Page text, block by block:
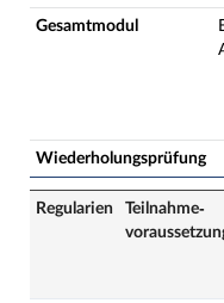
Gesamtmodul
Wiederholungsprüfung
Regularien
Teilnahme­